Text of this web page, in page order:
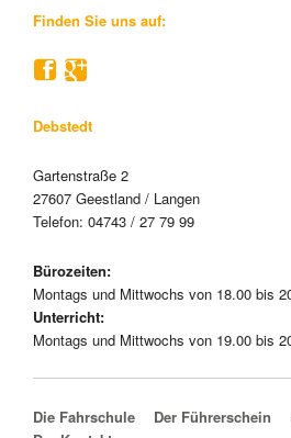
Finden Sie uns auf:
Debstedt
Gartenstraße 2
27607 Geestland / Langen
Telefon: 04743 / 27 79 99
Bürozeiten:
Montags und Mittwochs von 18.00 bis
Unterricht:
Montags und Mittwochs von 19.00 bis
Navigation überspringen
Die Fahrschule Der Führerschein